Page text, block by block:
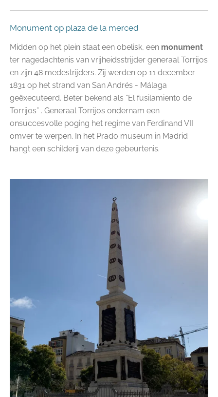
Monument op plaza de la merced
Midden op het plein staat een obelisk, een monument
ter nagedachtenis van vrijheidsstrijder generaal Torrijos
en zijn 48 medestrijders. Zij werden op 11 december
1831 op het strand van San Andrés - Málaga
geëxecuteerd. Beter bekend als “El fusilamiento de
Torrijos” . Generaal Torrijos ondernam een
onsuccesvolle poging het regime van Ferdinand VII
omver te werpen. In het Prado museum in Madrid
hangt een schilderij van deze gebeurtenis.